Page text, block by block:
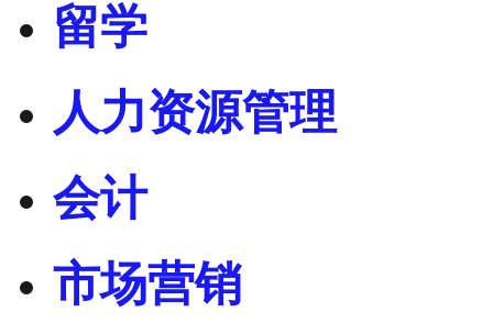
留学
人力资源管理
会计
市场营销